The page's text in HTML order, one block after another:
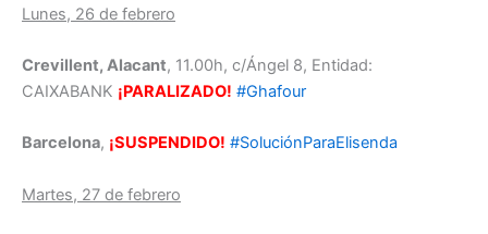
Lunes, 26 de febrero
Crevillent, Alacant, 11.00h, c/Ángel 8, Entidad:
CAIXABANK ¡PARALIZADO! #Ghafour
Barcelona, ¡SUSPENDIDO! #SoluciónParaElisenda
Martes, 27 de febrero